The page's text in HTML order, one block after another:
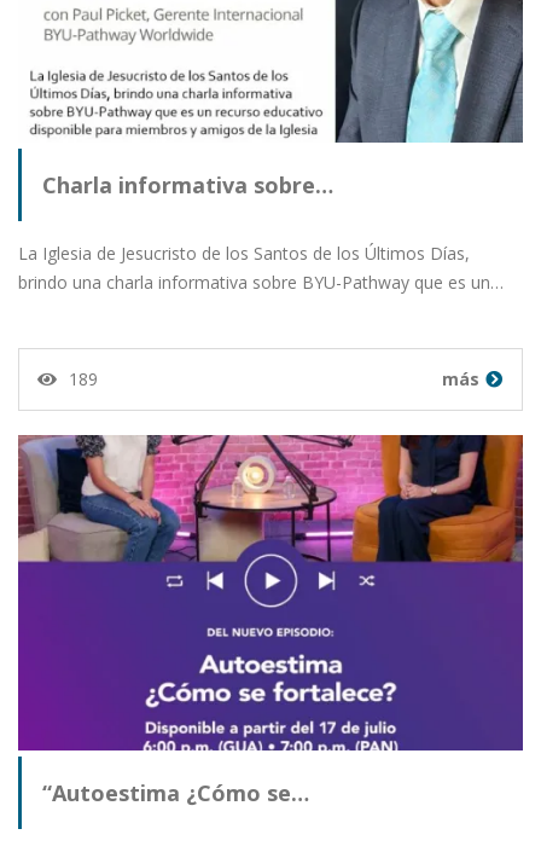
Charla informativa sobre…
La Iglesia de Jesucristo de los Santos de los Últimos Días,
brindo una charla informativa sobre BYU-Pathway que es un…
189 más
“Autoestima ¿Cómo se…